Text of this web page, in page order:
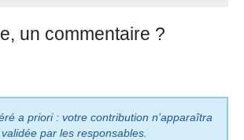
un commentaire ?
a priori : votre contribution n’apparaîtra
par les responsables.